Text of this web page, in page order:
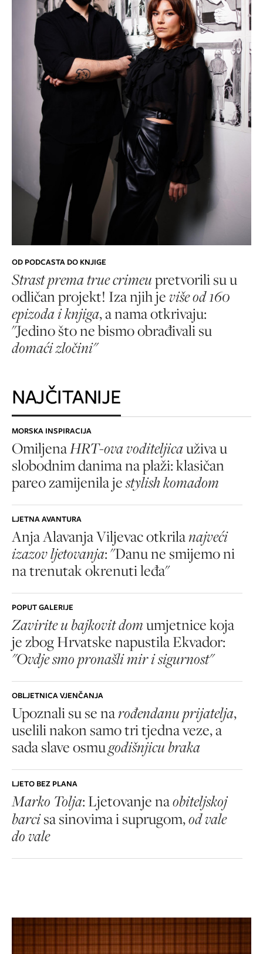
OD PODCASTA DO KNJIGE
Strast prema true crimeupretvorili su u
odličan projekt! Iza njih jeviše od 160
epizoda i knjiga, a nama otkrivaju:
"Jedino što ne bismo obrađivali su
domaći zločini"
NAJČITANIJE
MORSKA INSPIRACIJA
OmiljenaHRT-ova voditeljicauživa u
slobodnim danima na plaži: klasičan
pareo zamijenila jestylish komadom
LJETNA AVANTURA
Anja Alavanja Viljevac otkrilanajveći
izazov ljetovanja: "Danu ne smijemo ni
na trenutak okrenuti leđa"
POPUT GALERIJE
Zavirite u bajkovit domumjetnice koja
je zbog Hrvatske napustila Ekvador:
"Ovdje smo pronašli mir i sigurnost"
OBLJETNICA VJENČANJA
Upoznali su se narođendanu prijatelja,
uselili nakon samo tri tjedna veze, a
sada slave osmugodišnjicu braka
LJETO BEZ PLANA
Marko Tolja: Ljetovanje naobiteljskoj
barcisa sinovima i suprugom,od vale
do vale